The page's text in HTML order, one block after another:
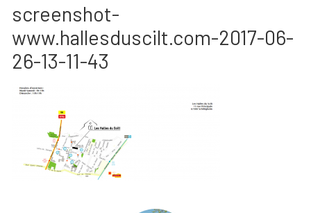
screenshot-
www.hallesduscilt.com-2017-06-
26-13-11-43